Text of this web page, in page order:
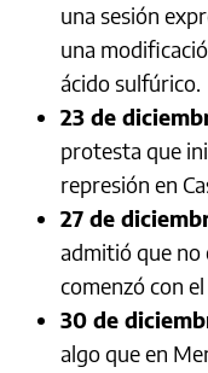
una sesión
una
ácido sulfúrico.
23 de
protesta que
represión en
27 de
admitió que no
comenzó con
30 de
algo que en